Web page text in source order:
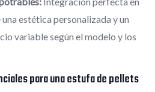
estética personalizada y un
variable según el modelo y los
para una estufa de pellets